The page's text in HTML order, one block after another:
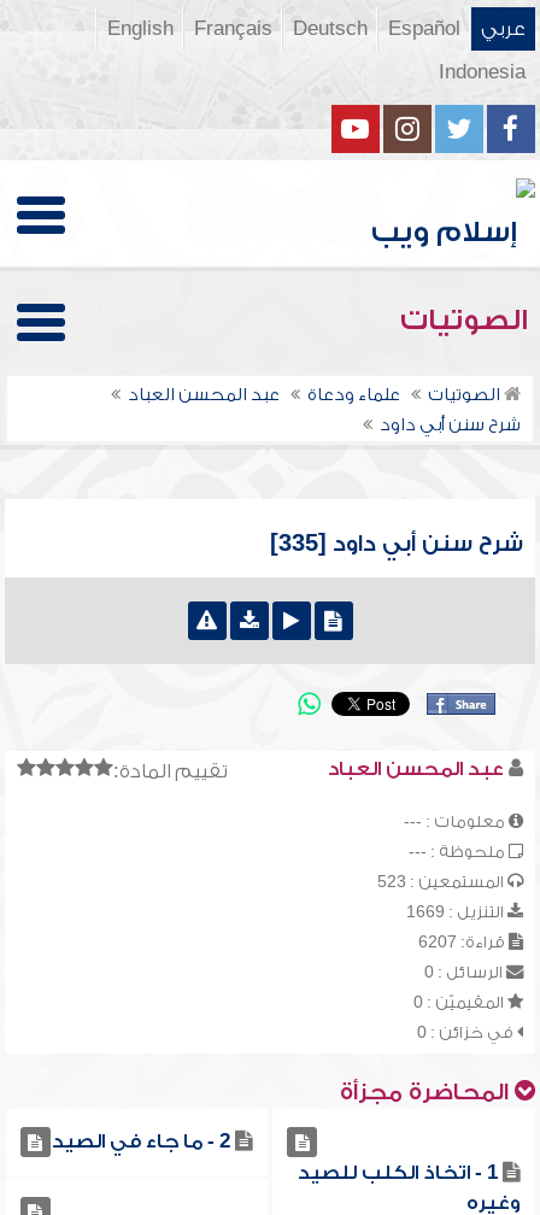
عربي Español
Deutsch
Français
English
Indonesia
الصوتيات
الصوتيات علماء ودعاة
عبد المحسن العباد
شرح سنن أبي داود
شرح سنن أبي داود [335]
تقييم المادة: عبد المحسن العباد
معلومات : ---
ملحوظة : ---
المستمعين : 523
التنزيل : 1669
قراءة: 6207
الرسائل : 0
المقيميّن : 0
في خزائن : 0
المحاضرة مجزأة
1 - اتخاذ الكلب للصيد
وغيره
2 - ما جاء في الصيد